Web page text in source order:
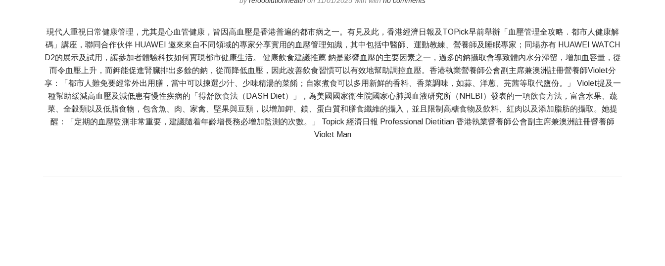
現代人重視日常健康管理，尤其是心血管健康，皆因高血壓是香港普遍的都市病之一。有見及此，香港經濟日報及TOPick早前舉辦「血壓管理全攻略．都市人健康解
碼」講座，聯同合作伙伴 HUAWEI 邀來來自不同領域的專家分享實用的血壓管理知識，其中包括中醫師、運動教練、營養師及睡眠專家；同場亦有 HUAWEI WATCH
D2的展示及試用，讓參加者體驗科技如何實現都市健康生活。 健康飲食建議推薦 鈉是影響血壓的主要因素之一，過多的鈉攝取會導致體內水分滯留，增加血容量，從
而令血壓上升，而鉀能促進腎臟排出多餘的鈉，從而降低血壓，因此改善飲食習慣可以有效地幫助調控血壓。香港執業營養師公會副主席兼澳洲註冊營養師Violet分
享：「都市人難免要經常外出用膳，當中可以揀選少汁、少味精湯的菜餚；自家煮食可以多用新鮮的香料、香菜調味，如蒜、洋蔥、芫茜等取代鹽份。」 Violet提及一
種幫助緩減高血壓及減低患有慢性疾病的「得舒飲食法（DASH Diet）」，為美國國家衛生院國家心肺與血液研究所（NHLBI）發表的一項飲食方法，富含水果、蔬
菜、全穀類以及低脂食物，包含魚、肉、家禽、堅果與豆類，以增加鉀、鎂、蛋白質和膳食纖維的攝入，並且限制高糖食物及飲料、紅肉以及添加脂肪的攝取。她提
醒：「定期的血壓監測非常重要，建議隨着年齡增長務必增加監測的次數。」 Topick 經濟日報 Professional Dietitian 香港執業營養師公會副主席兼澳洲註冊營養師
Violet Man